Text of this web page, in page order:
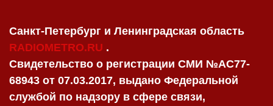
Санкт-Петербург и Ленинградская область
RADIOMETRO.RU .
Свидетельство о регистрации СМИ №AC77-
68943 от 07.03.2017, выдано Федеральной
службой по надзору в сфере связи,